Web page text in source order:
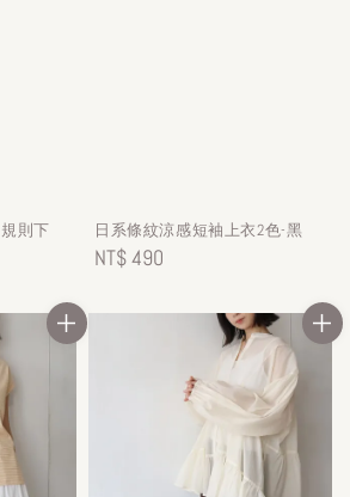
則下
日系條紋涼感短袖上衣2色-黑
Regular
NT$ 490